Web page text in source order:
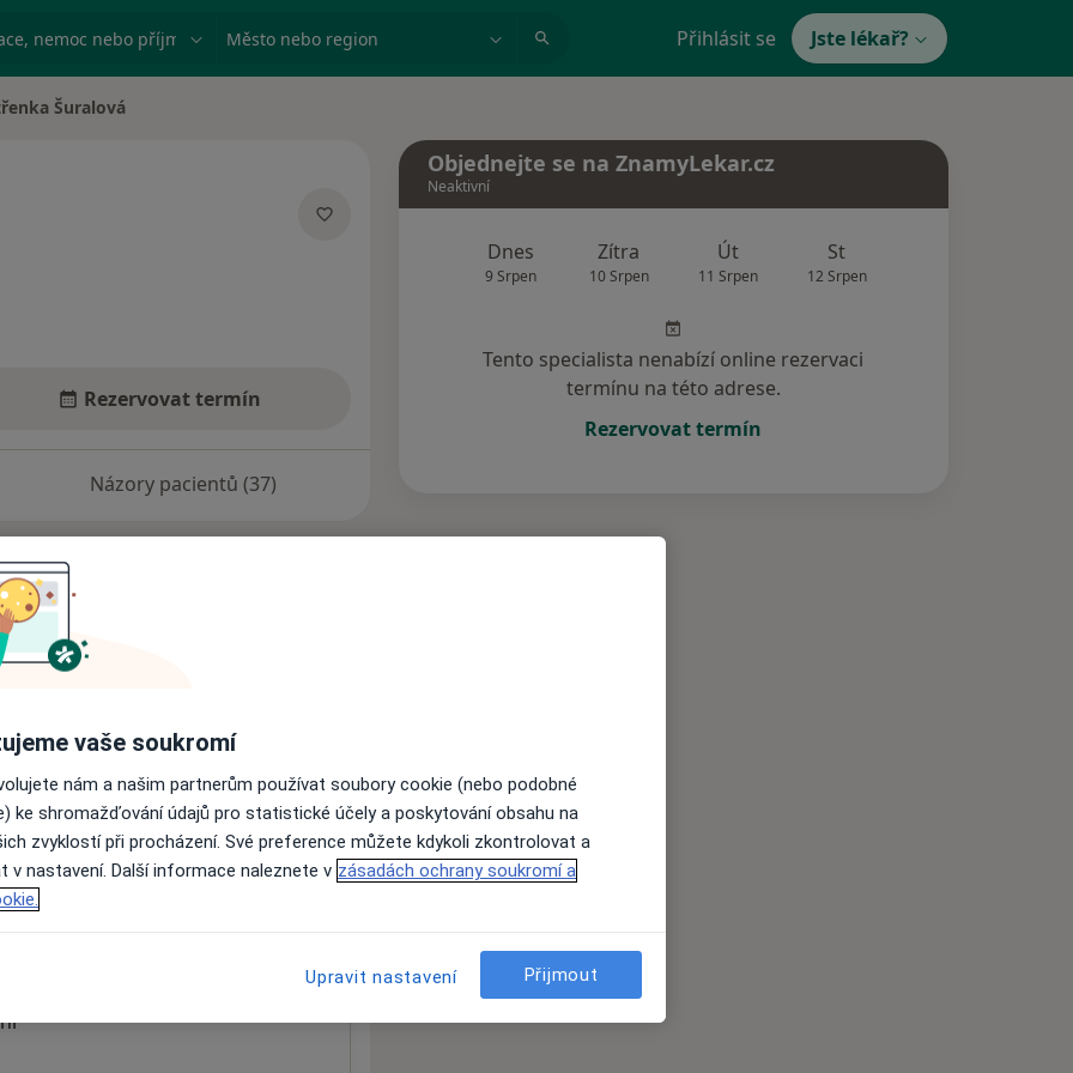
nemoc nebo příjmení Město nebo region Přihlásit se Jste lékař?
Šuralová
Rezervovat termín
Názory pacientů (37)
nejsou k dispozici
informace o svých službách.
Objednejte se na ZnamyLekar.cz
Neaktivní
Dnes
9 Srpen
Zítra
10 Srpen
Út
11 Srpen
St
12 Srpen
Tento specialista nenabízí online rezervaci
termínu na této adrese.
Rezervovat termín
vaše soukromí
nám a našim partnerům používat soubory cookie (nebo podobné
ke shromažďování údajů pro statistické účely a poskytování obsahu na
zvyklostí při procházení. Své preference můžete kdykoli zkontrolovat a
v nastavení. Další informace naleznete v zásadách ochrany soukromí a
Upravit nastavení Přijmout